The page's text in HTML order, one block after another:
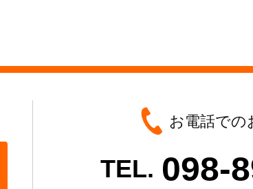
お電話での
TEL. 098-